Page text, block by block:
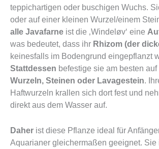
teppichartigen oder buschigen Wuchs.
oder auf einer kleinen Wurzel/einem
alle Javafarne ist die ‚Windeløv‘ eine
was bedeutet, dass ihr Rhizom (der
keinesfalls im Bodengrund eingepflanzt
Stattdessen befestige sie am besten
Wurzeln, Steinen oder Lavagestein.
Haftwurzeln krallen sich dort fest und
direkt aus dem Wasser auf.
Daher ist diese Pflanze ideal für
Aquarianer gleichermaßen geeignet. Sie